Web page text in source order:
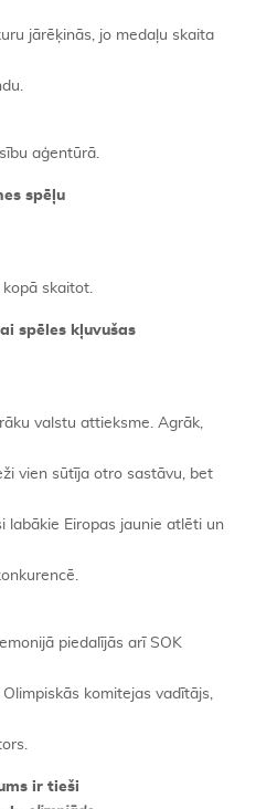
jārēķinās, jo medaļu skaita
aģentūrā.
spēļu
kopā skaitot.
spēles kļuvušas
valstu attieksme. Agrāk,
vien sūtīja otro sastāvu, bet
labākie Eiropas jaunie atlēti un
piedalījās arī SOK
komitejas vadītājs,
ir tieši